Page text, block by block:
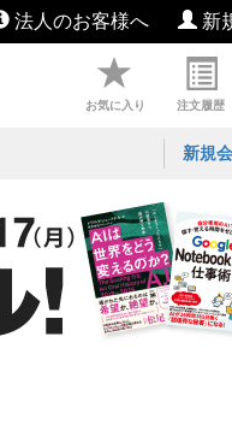
法人のお客様へ 新
お気に入り 注文履歴
新規